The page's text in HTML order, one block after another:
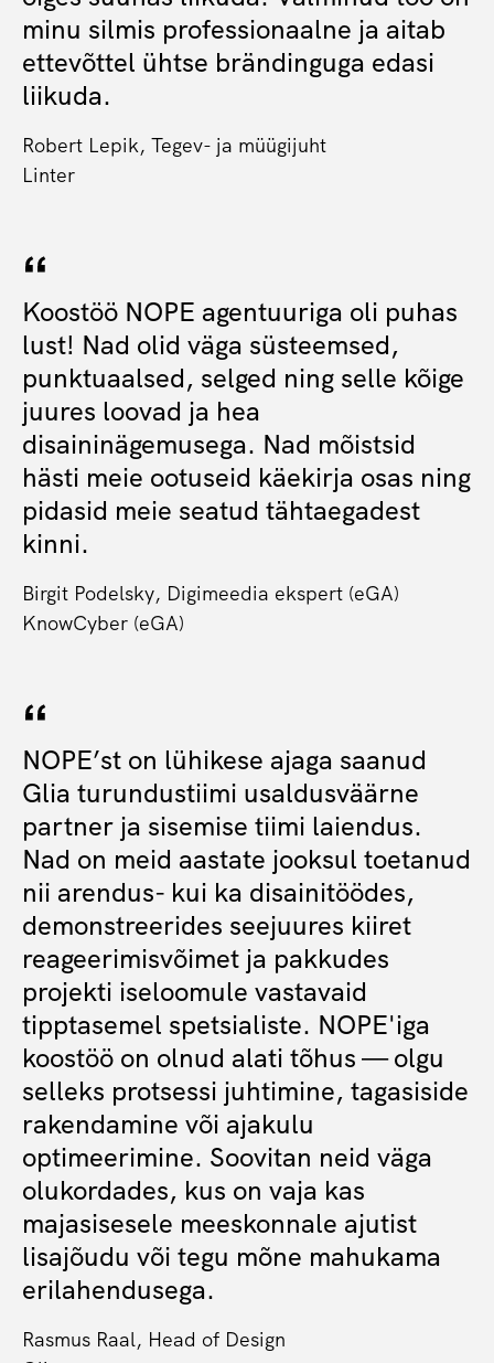
minu silmis professionaalne ja aitab
ettevõttel ühtse brändinguga edasi
liikuda.
Robert Lepik, Tegev- ja müügijuht
Linter
Koostöö NOPE agentuuriga oli puhas
lust! Nad olid väga süsteemsed,
punktuaalsed, selged ning selle kõige
juures loovad ja hea
disaininägemusega. Nad mõistsid
hästi meie ootuseid käekirja osas ning
pidasid meie seatud tähtaegadest
kinni.
Birgit Podelsky, Digimeedia ekspert (eGA)
KnowCyber (eGA)
NOPE’st on lühikese ajaga saanud
Glia turundustiimi usaldusväärne
partner ja sisemise tiimi laiendus.
Nad on meid aastate jooksul toetanud
nii arendus- kui ka disainitöödes,
demonstreerides seejuures kiiret
reageerimisvõimet ja pakkudes
projekti iseloomule vastavaid
tipptasemel spetsialiste. NOPE'iga
koostöö on olnud alati tõhus — olgu
selleks protsessi juhtimine, tagasiside
rakendamine või ajakulu
optimeerimine. Soovitan neid väga
olukordades, kus on vaja kas
majasisesele meeskonnale ajutist
lisajõudu või tegu mõne mahukama
erilahendusega.
Rasmus Raal, Head of Design